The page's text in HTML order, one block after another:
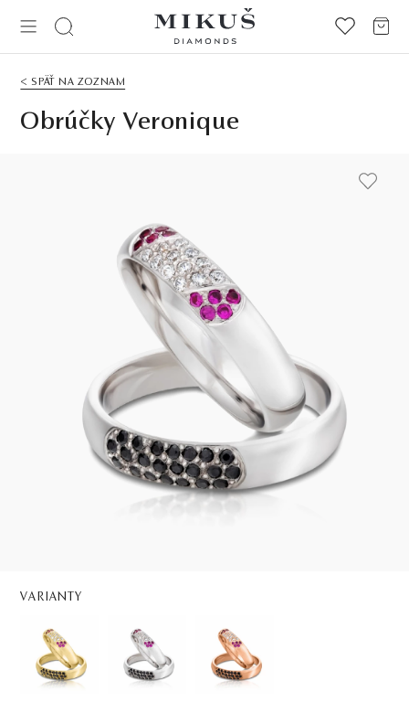
< SPÄŤ NA ZOZNAM
Obrúčky Veronique
VARIANTY